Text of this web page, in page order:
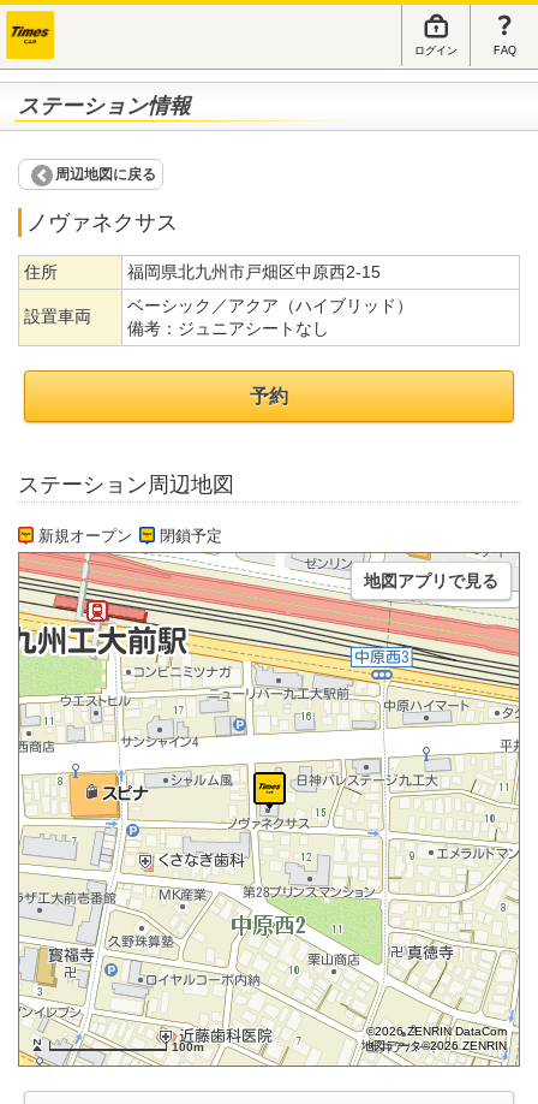
ログイン FAQ
ステーション情報
周辺地図に戻る
ノヴァネクサス
住所 福岡県北九州市戸畑区中原西2-15
設置車両
ベーシック／アクア（ハイブリッド）
備考： ジュニアシートなし
予約
ステーション周辺地図
新規オープン 閉鎖予定
100m
©2026 ZENRIN DataCom
地図データ©2026 ZENRIN
地図アプリで見る